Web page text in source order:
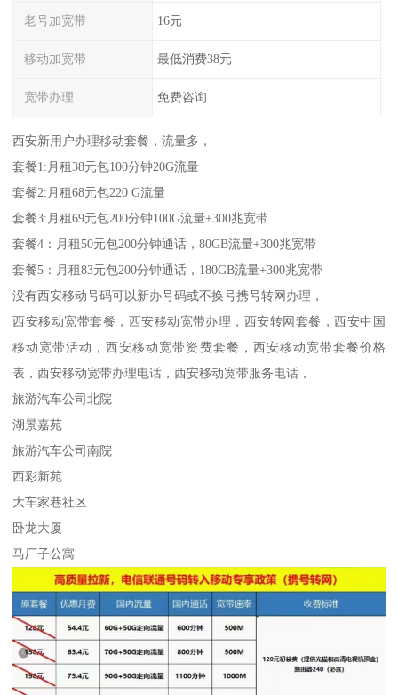
老号加宽带 16元
移动加宽带 最低消费38元
宽带办理 免费咨询
西安新用户办理移动套餐，流量多，
套餐1:月租38元包100分钟20G流量
套餐2:月租68元包220 G流量
套餐3:月租69元包200分钟100G流量+300兆宽带
套餐4：月租50元包200分钟通话，80GB流量+300兆宽带
套餐5：月租83元包200分钟通话，180GB流量+300兆宽带
没有西安移动号码可以新办号码或不换号携号转网办理，
西安移动宽带套餐，西安移动宽带办理，西安转网套餐，西安中国
移动宽带活动，西安移动宽带资费套餐，西安移动宽带套餐价格
表，西安移动宽带办理电话，西安移动宽带服务电话，
旅游汽车公司北院
湖景嘉苑
旅游汽车公司南院
西彩新苑
大车家巷社区
卧龙大厦
马厂子公寓